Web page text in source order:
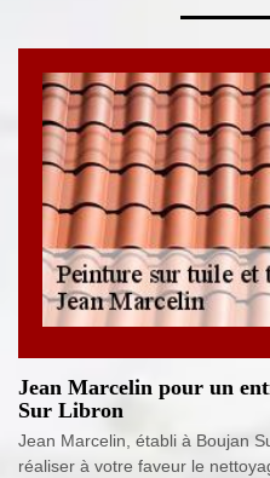
Jean Marcelin pour un
Sur Libron
Jean Marcelin, établi à Boujan
réaliser à votre faveur le